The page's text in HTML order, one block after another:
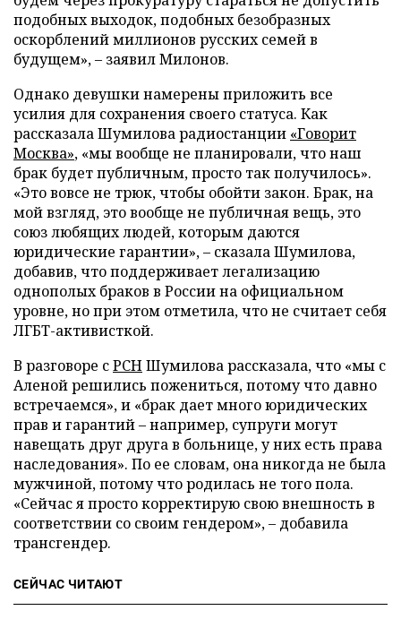
подобных выходок, подобных безобразных
оскорблений миллионов русских семей в
будущем», – заявил Милонов.
Однако девушки намерены приложить все
усилия для сохранения своего статуса. Как
рассказала Шумилова радиостанции «Говорит
Москва», «мы вообще не планировали, что наш
брак будет публичным, просто так получилось».
«Это вовсе не трюк, чтобы обойти закон. Брак, на
мой взгляд, это вообще не публичная вещь, это
союз любящих людей, которым даются
юридические гарантии», – сказала Шумилова,
добавив, что поддерживает легализацию
однополых браков в России на официальном
уровне, но при этом отметила, что не считает себя
ЛГБТ-активисткой.
В разговоре сРСНШумилова рассказала, что «мы с
Аленой решились пожениться, потому что давно
встречаемся», и «брак дает много юридических
прав и гарантий – например, супруги могут
навещать друг друга в больнице, у них есть права
наследования». По ее словам, она никогда не была
мужчиной, потому что родилась не того пола.
«Сейчас я просто корректирую свою внешность в
соответствии со своим гендером», – добавила
трансгендер.
СЕЙЧАС ЧИТАЮТ